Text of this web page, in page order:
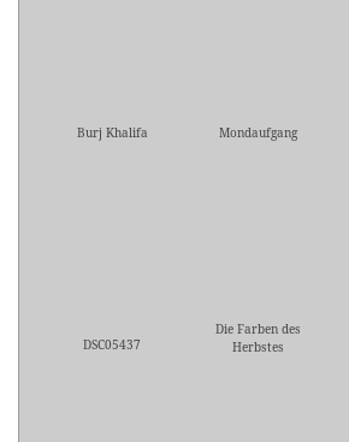
Burj Khalifa
Mondaufgang
DSC05437
Die Farben des
Herbstes